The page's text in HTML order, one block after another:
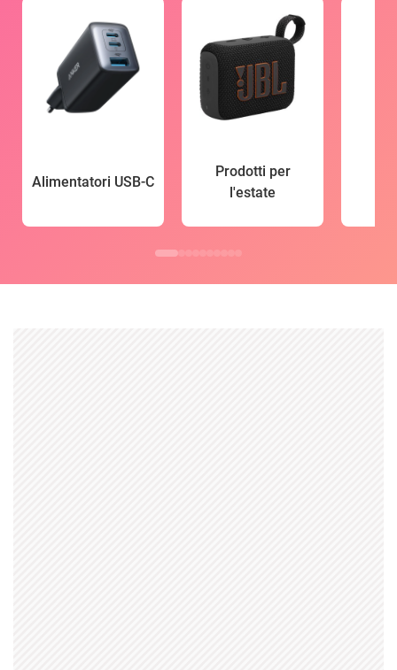
Alimentatori USB-C
Prodotti per
l'estate